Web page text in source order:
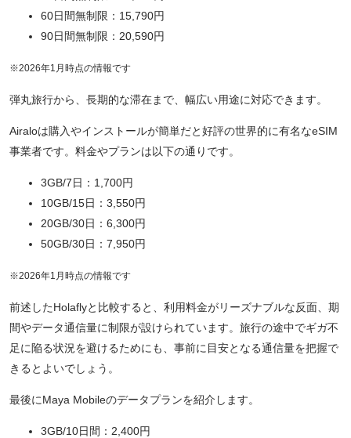
60日間無制限：15,790円
90日間無制限：20,590円
※2026年1月時点の情報です
弾丸旅行から、長期的な滞在まで、幅広い用途に対応できます。
Airaloは購入やインストールが簡単だと好評の世界的に有名なeSIM
事業者です。料金やプランは以下の通りです。
3GB/7日：1,700円
10GB/15日：3,550円
20GB/30日：6,300円
50GB/30日：7,950円
※2026年1月時点の情報です
前述したHolaflyと比較すると、利用料金がリーズナブルな反面、期
間やデータ通信量に制限が設けられています。旅行の途中でギガ不
足に陥る状況を避けるためにも、事前に目安となる通信量を把握で
きるとよいでしょう。
最後にMaya Mobileのデータプランを紹介します。
3GB/10日間：2,400円